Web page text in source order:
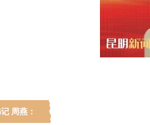
周燕 ：